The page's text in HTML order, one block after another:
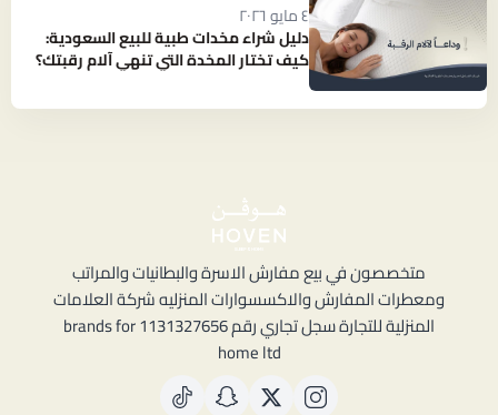
٤ مايو ٢٠٢٦
دليل شراء مخدات طبية للبيع السعودية:
كيف تختار المخدة التي تنهي آلام رقبتك؟
متخصصون في بيع مفارش الاسرة والبطانيات والمراتب
ومعطرات المفارش والاكسسوارات المنزليه شركة العلامات
المنزلية للتجارة سجل تجاري رقم 1131327656 brands for
home ltd